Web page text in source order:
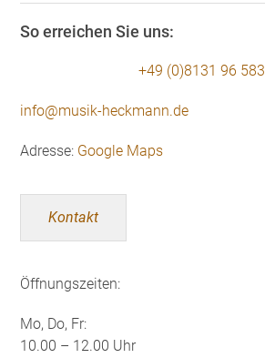
So erreichen Sie uns:
+49 (0)8131 96 583
info@musik-heckmann.de
Adresse: Google Maps
Kontakt
Öffnungszeiten:
Mo, Do, Fr:
10.00 – 12.00 Uhr